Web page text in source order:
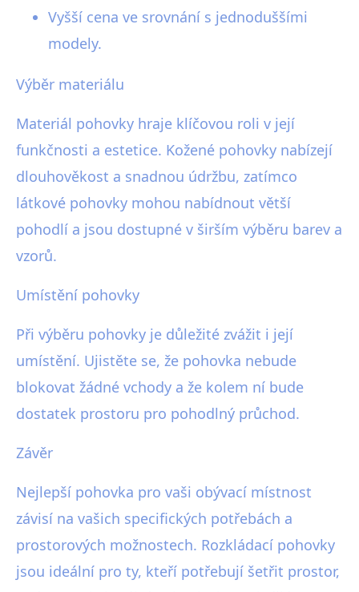
Vyšší cena ve srovnání s jednoduššími
modely.
Výběr materiálu
Materiál pohovky hraje klíčovou roli v její
funkčnosti a estetice. Kožené pohovky nabízejí
dlouhověkost a snadnou údržbu, zatímco
látkové pohovky mohou nabídnout větší
pohodlí a jsou dostupné v širším výběru barev a
vzorů.
Umístění pohovky
Při výběru pohovky je důležité zvážit i její
umístění. Ujistěte se, že pohovka nebude
blokovat žádné vchody a že kolem ní bude
dostatek prostoru pro pohodlný průchod.
Závěr
Nejlepší pohovka pro vaši obývací místnost
závisí na vašich specifických potřebách a
prostorových možnostech. Rozkládací pohovky
jsou ideální pro ty, kteří potřebují šetřit prostor,